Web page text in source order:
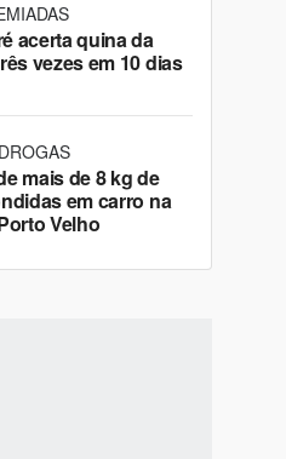
acerta quina da
vezes em 10 dias
mais de 8 kg de
em carro na
Velho